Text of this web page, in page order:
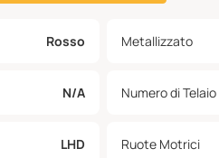
Rosso Metallizzato
N/A Numero di Telaio
LHD Ruote Motrici